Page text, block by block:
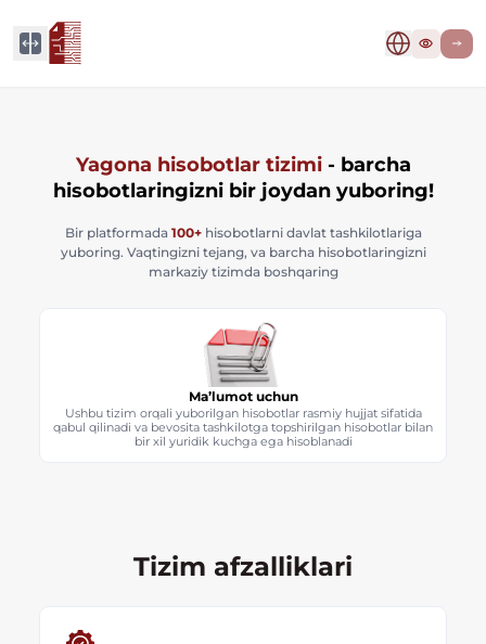
Yagona hisobotlar tizimi- barcha
hisobotlaringizni bir joydan yuboring!
Bir platformada 100+hisobotlarni davlat tashkilotlariga
yuboring. Vaqtingizni tejang, va barcha hisobotlaringizni
markaziy tizimda boshqaring
Ma’lumot uchun
Ushbu tizim orqali yuborilgan hisobotlar rasmiy hujjat sifatida
qabul qilinadi va bevosita tashkilotga topshirilgan hisobotlar bilan
bir xil yuridik kuchga ega hisoblanadi
Tizim afzalliklari